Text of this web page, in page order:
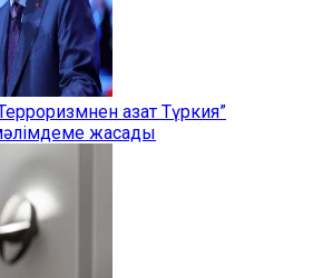
азат Түркия”
жасады